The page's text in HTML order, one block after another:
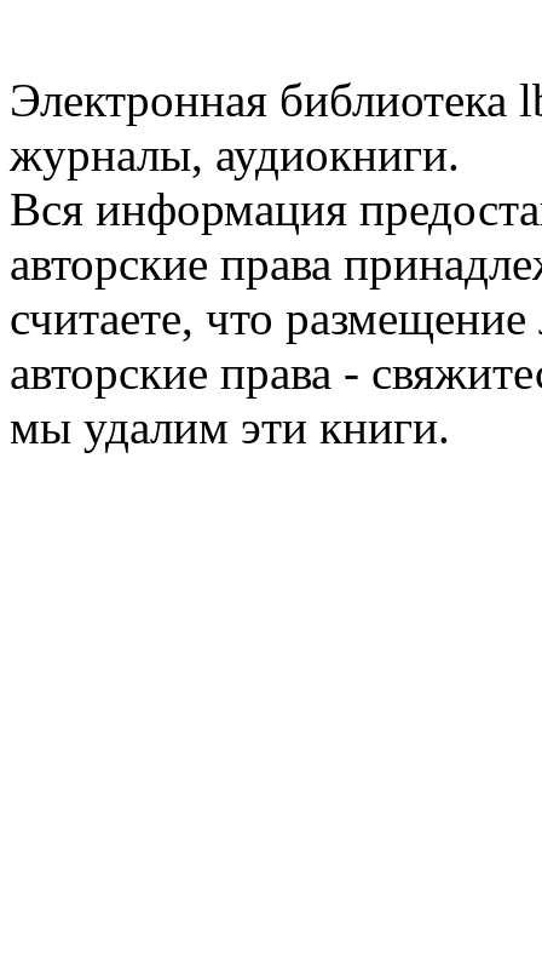
Электронная библиотека
журналы, аудиокниги.
Вся информация
авторские права
считаете, что
авторские права -
мы удалим эти книги.